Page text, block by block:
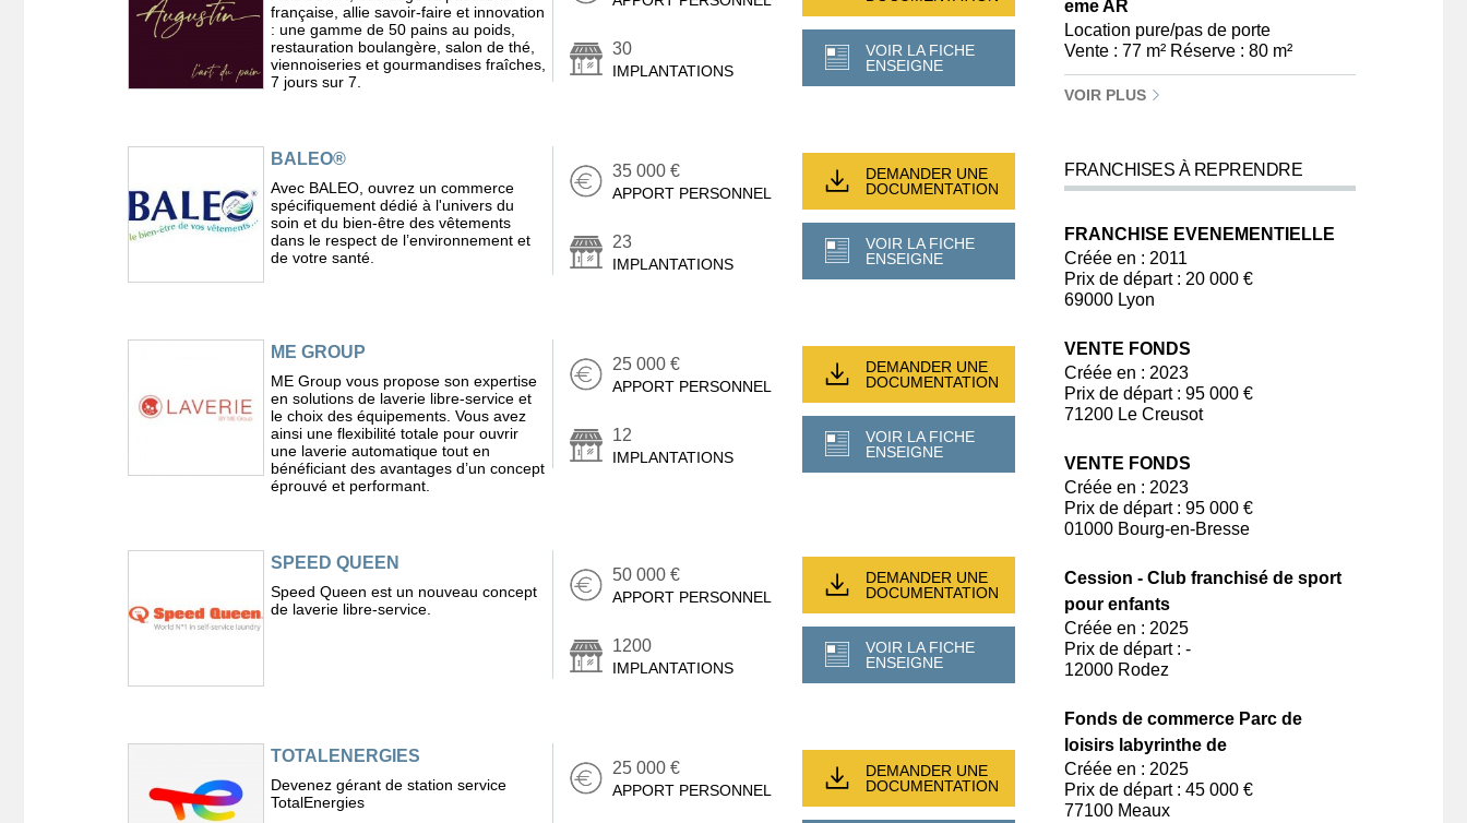
française, allie savoir-faire et innovation
: une gamme de 50 pains au poids,
restauration boulangère, salon de thé,
viennoiseries et gourmandises fraîches,
7 jours sur 7.
30
IMPLANTATIONS
VOIR LA FICHE
ENSEIGNE
BALEO®
Avec BALEO, ouvrez un commerce
spécifiquement dédié à l'univers du
soin et du bien-être des vêtements
dans le respect de l’environnement et
de votre santé.
35 000 €
APPORT PERSONNEL
23
IMPLANTATIONS
DEMANDER UNE
DOCUMENTATION
VOIR LA FICHE
ENSEIGNE
ME GROUP
ME Group vous propose son expertise
en solutions de laverie libre-service et
le choix des équipements. Vous avez
ainsi une flexibilité totale pour ouvrir
une laverie automatique tout en
bénéficiant des avantages d’un concept
éprouvé et performant.
25 000 €
APPORT PERSONNEL
12
IMPLANTATIONS
DEMANDER UNE
DOCUMENTATION
VOIR LA FICHE
ENSEIGNE
SPEED QUEEN
Speed Queen est un nouveau concept
de laverie libre-service.
50 000 €
APPORT PERSONNEL
1200
IMPLANTATIONS
DEMANDER UNE
DOCUMENTATION
VOIR LA FICHE
ENSEIGNE
TOTALENERGIES
Devenez gérant de station service
TotalEnergies
25 000 €
APPORT PERSONNEL
DEMANDER UNE
DOCUMENTATION
eme AR
Location pure/pas de porte
Vente : 77 m² Réserve : 80 m²
VOIR PLUS
FRANCHISES À REPRENDRE
FRANCHISE EVENEMENTIELLE
Créée en : 2011
Prix de départ : 20 000 €
69000 Lyon
VENTE FONDS
Créée en : 2023
Prix de départ : 95 000 €
71200 Le Creusot
VENTE FONDS
Créée en : 2023
Prix de départ : 95 000 €
01000 Bourg-en-Bresse
Cession - Club franchisé de sport
pour enfants
Créée en : 2025
Prix de départ : -
12000 Rodez
Fonds de commerce Parc de
loisirs labyrinthe de
Créée en : 2025
Prix de départ : 45 000 €
77100 Meaux